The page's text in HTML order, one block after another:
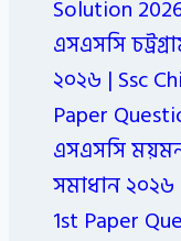
Solution
এসএসসি
২০২৬ | Ssc
Paper
এসএসসি
সমাধান
1st Paper